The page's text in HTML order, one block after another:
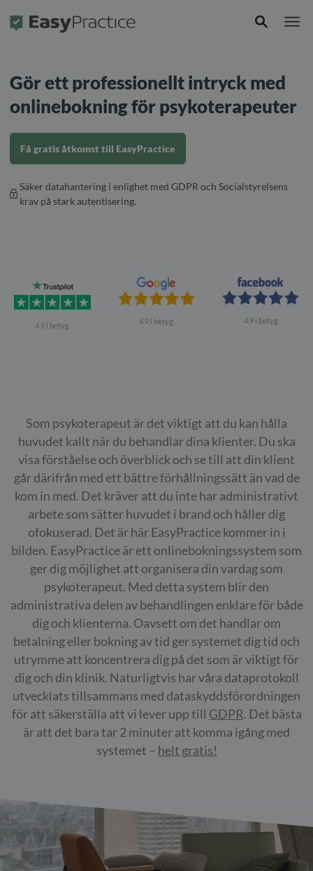
Framsida
Gör ett professionellt intryck med
onlinebokning för psykoterapeuter
Få gratis åtkomst till EasyPractice
Säker datahantering i enlighet med GDPR och Socialstyrelsens
krav på stark autentisering.
4.9 i betyg 4.9 i betyg 4.9 i betyg
Som psykoterapeut är det viktigt att du kan hålla
huvudet kallt när du behandlar dina klienter. Du ska
visa förståelse och överblick och se till att din klient
går därifrån med ett bättre förhållningssätt än vad de
kom in med. Det kräver att du inte har administrativt
arbete som sätter huvudet i brand och håller dig
ofokuserad. Det är här EasyPractice kommer in i
bilden. EasyPractice är ett onlinebokningssystem som
ger dig möjlighet att organisera din vardag som
psykoterapeut. Med detta system blir den
administrativa delen av behandlingen enklare för både
dig och klienterna. Oavsett om det handlar om
betalning eller bokning av tid ger systemet dig tid och
utrymme att koncentrera dig på det som är viktigt för
dig och din klinik. Naturligtvis har våra dataprotokoll
utvecklats tillsammans med dataskyddsförordningen
för att säkerställa att vi lever upp till GDPR. Det bästa
är att det bara tar 2 minuter att komma igång med
systemet – helt gratis!